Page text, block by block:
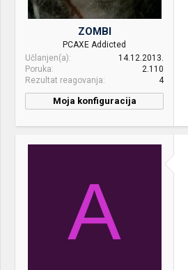
ZOMBI
PCAXE Addicted
Učlanjen(a)
14.12.2013.
Poruka
2.110
Rezultat reagovanja
4
Moja konfiguracija
A